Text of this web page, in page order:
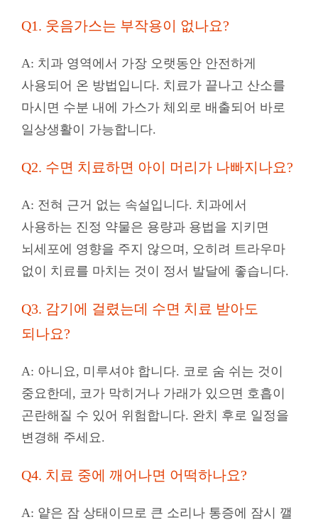
Q1. 웃음가스는 부작용이 없나요?
A: 치과 영역에서 가장 오랫동안 안전하게
사용되어 온 방법입니다. 치료가 끝나고 산소를
마시면 수분 내에 가스가 체외로 배출되어 바로
일상생활이 가능합니다.
Q2. 수면 치료하면 아이 머리가 나빠지나요?
A: 전혀 근거 없는 속설입니다. 치과에서
사용하는 진정 약물은 용량과 용법을 지키면
뇌세포에 영향을 주지 않으며, 오히려 트라우마
없이 치료를 마치는 것이 정서 발달에 좋습니다.
Q3. 감기에 걸렸는데 수면 치료 받아도
되나요?
A: 아니요, 미루셔야 합니다. 코로 숨 쉬는 것이
중요한데, 코가 막히거나 가래가 있으면 호흡이
곤란해질 수 있어 위험합니다. 완치 후로 일정을
변경해 주세요.
Q4. 치료 중에 깨어나면 어떡하나요?
A: 얕은 잠 상태이므로 큰 소리나 통증에 잠시 깰